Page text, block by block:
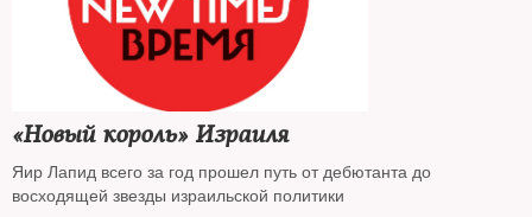
«Новый король» Израиля
Яир Лапид всего за год прошел путь от дебютанта до
восходящей звезды израильской политики